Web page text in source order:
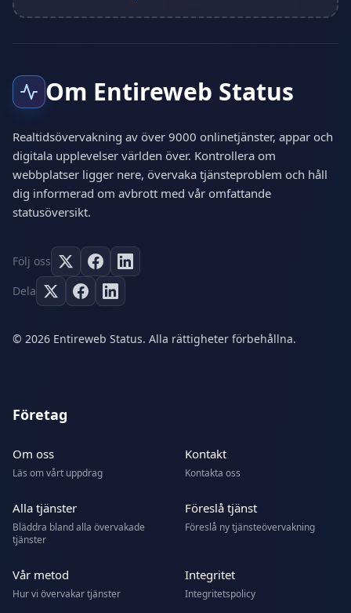
Om Entireweb Status
Realtidsövervakning av över 9000 onlinetjänster, appar och
digitala upplevelser världen över. Kontrollera om
webbplatser ligger nere, övervaka tjänsteproblem och håll
dig informerad om avbrott med vår omfattande
statusöversikt.
Följ oss
Dela
© 2026 Entireweb Status. Alla rättigheter förbehållna.
Företag
Om oss
Läs om vårt uppdrag
Kontakt
Kontakta oss
Alla tjänster
Bläddra bland alla övervakade
tjänster
Föreslå tjänst
Föreslå ny tjänsteövervakning
Vår metod
Hur vi övervakar tjänster
Integritet
Integritetspolicy